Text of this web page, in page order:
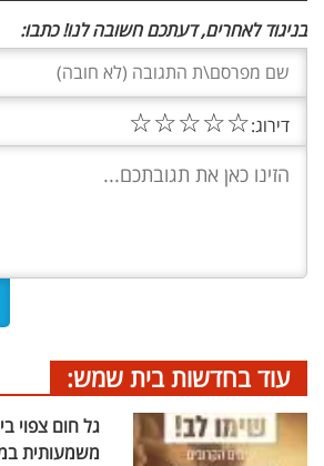
בניגוד לאחרים, דעתכם חשובה לנו! כתבו:
דירוג:☆
☆
☆
☆
☆
עוד בחדשות בית שמש:
גל חום צפוי
משמעותית